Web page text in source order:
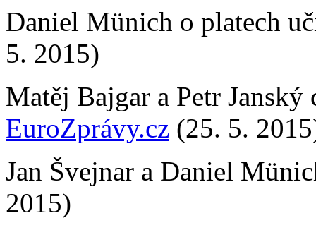
Daniel Münich o platech
5. 2015)
Matěj Bajgar a Petr Janský
EuroZprávy.cz (25. 5.
Jan Švejnar a Daniel
2015)